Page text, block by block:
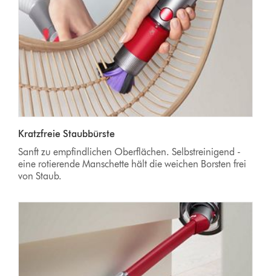
Kratzfreie Staubbürste
Sanft zu empfindlichen Oberflächen. Selbstreinigend -
eine rotierende Manschette hält die weichen Borsten frei
von Staub.